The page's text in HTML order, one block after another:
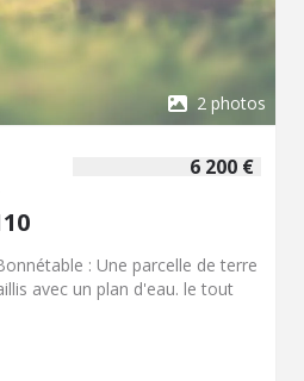
Calais.
2 photos
6 200 €
: Une parcelle de terre
avec un plan d'eau. le tout